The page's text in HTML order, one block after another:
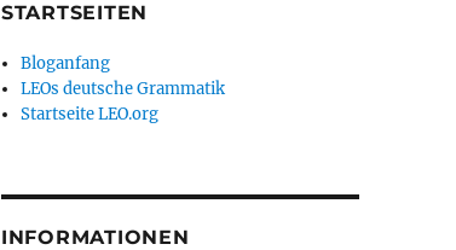
STARTSEITEN
Bloganfang
LEOs deutsche Grammatik
Startseite LEO.org
INFORMATIONEN